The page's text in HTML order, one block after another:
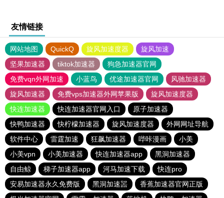
友情链接
网站地图 QuickQ 旋风加速度器
旋风加速
坚果加速器
tiktok加速器
狗急加速器官网
免费vqn外网加速
小蓝鸟 优途加速器官网
风驰加速器
旋风加速器
免费vps加速器外网苹果版
旋风加速度器
快连加速器
快连加速器官网入口
原子加速器
快鸭加速器
快柠檬加速器 旋风加速度器
外网网址导航
软件中心
雷霆加速 狂飙加速器 哔咔漫画
小美
小美vpn
小美加速器 快连加速器app
黑洞加速器
自由鲸
梯子加速器app 河马加速下载
快连pro
安易加速器永久免费版
黑洞加速噐
香蕉加速器官网正版